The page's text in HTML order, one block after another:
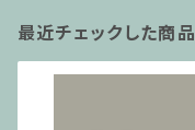
最近チェックした商品